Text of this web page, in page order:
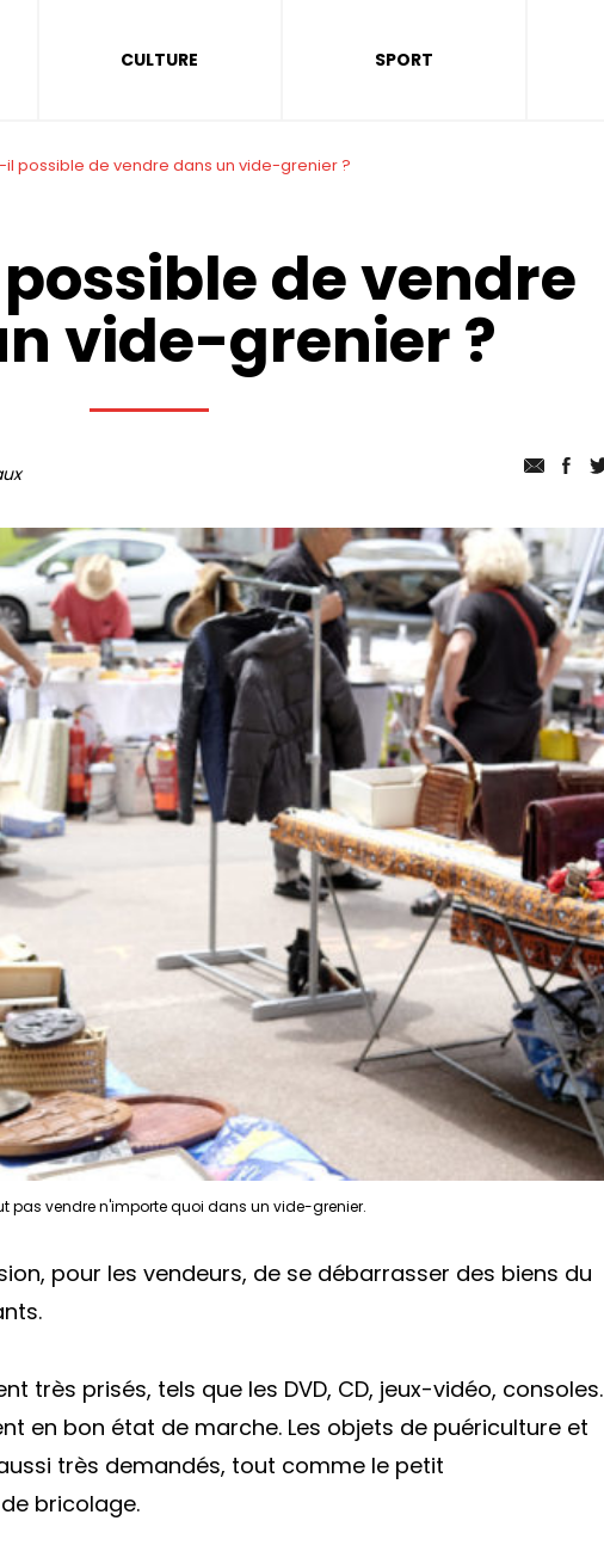
CULTURE SPORT
il possible de vendre dans un vide-grenier ?
de vendre
vide-grenier ?
pas vendre n'importe quoi dans un vide-grenier.
pour les vendeurs, de se débarrasser des biens du
très prisés, tels que les DVD, CD, jeux-vidéo, consoles.
en bon état de marche. Les objets de puériculture et
très demandés, tout comme le petit
bricolage.